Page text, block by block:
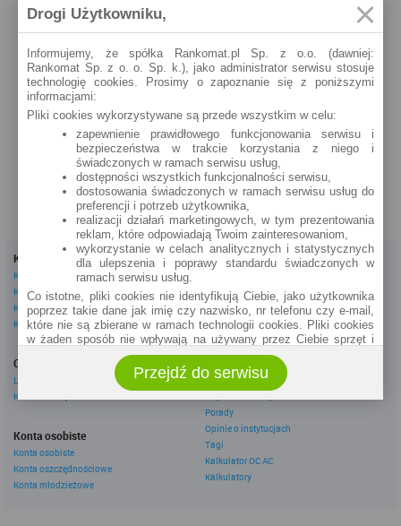
Hajnówka
zobacz na mapie »
Kredyty
Kredyty gotówkowe
Kredyty hipoteczne
Kredyty konsolidacyjne
Kredyty na samochód
Oszczędzanie
Lokaty
Konta oszczędnościowe
Konta osobiste
Konta osobiste
Konta oszczędnościowe
Konta młodzieżowe
Dla firm
Konta firmowe
Leasingi
Inne
eBroker Ekstra
Artykuły
Porady
Opinie o instytucjach
Tagi
Kalkulator OC AC
Kalkulatory
Drogi Użytkowniku,
Informujemy, że spółka Rankomat.pl Sp. z o.o. (dawniej:
Rankomat Sp. z o. o. Sp. k.), jako administrator serwisu stosuje
technologię cookies. Prosimy o zapoznanie się z poniższymi
informacjami:
Pliki cookies wykorzystywane są przede wszystkim w celu:
zapewnienie prawidłowego funkcjonowania serwisu i
bezpieczeństwa w trakcie korzystania z niego i
świadczonych w ramach serwisu usług,
dostępności wszystkich funkcjonalności serwisu,
dostosowania świadczonych w ramach serwisu usług do
preferencji i potrzeb użytkownika,
realizacji działań marketingowych, w tym prezentowania
reklam, które odpowiadają Twoim zainteresowaniom,
wykorzystanie w celach analitycznych i statystycznych
dla ulepszenia i poprawy standardu świadczonych w
ramach serwisu usług.
Co istotne, pliki cookies nie identyfikują Ciebie, jako użytkownika
poprzez takie dane jak imię czy nazwisko, nr telefonu czy e-mail,
które nie są zbierane w ramach technologii cookies. Pliki cookies
w żaden sposób nie wpływają na używany przez Ciebie sprzęt i
Zakres wykorzystywania plików cookies możliwy jest do
określenia w ustawieniach przeglądarki każdego użytkownika. Bez
wprowadzenia zmian ustawień, informacje w plikach cookies mogą
być zapisywane w pamięci Twojego urządzenia.
Administratorem danych pozyskiwanych w technologii cookies jest
spółka Rankomat.pl Sp. z o.o. (dawniej: Rankomat Sp. z o. o. Sp.
k.) z siedzibą w Warszawie, ul. Wolska 88, 01 - 141 Warszawa.
Możesz jako użytkownik w każdym czasie skontaktować się z
administratorem pod adresem bok@ebroker.pl, jak również wyrazić
Przejdź do serwisu